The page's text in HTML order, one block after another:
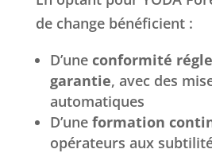
de change bénéficient :
D’une conformité
garantie, avec des
automatiques
D’une formation
opérateurs aux